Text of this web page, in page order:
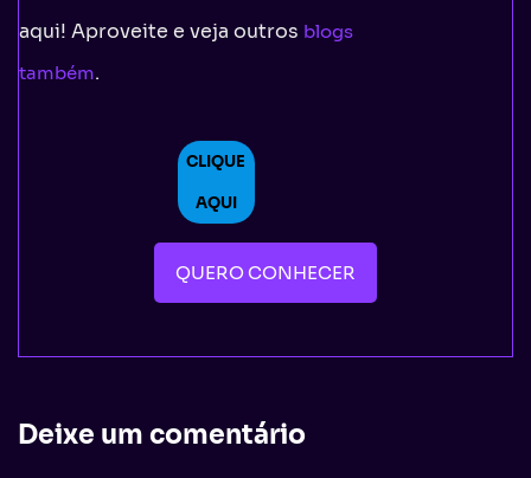
aqui! Aproveite e veja outros blogs
também.
CLIQUE
AQUI
QUERO CONHECER
Deixe um comentário